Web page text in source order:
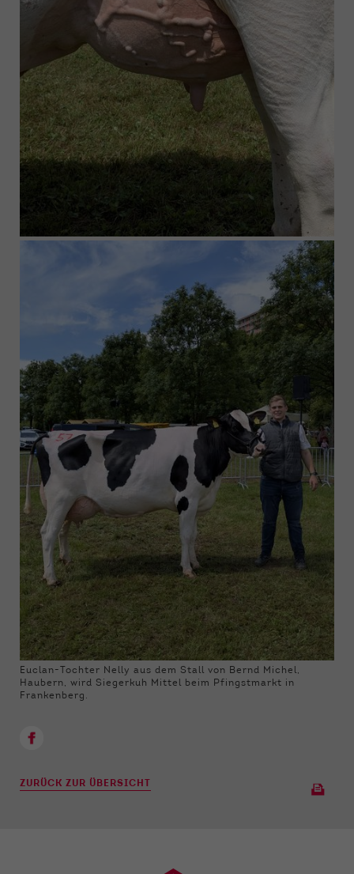
Euclan-Tochter Nelly aus dem Stall von Bernd Michel,
Haubern, wird Siegerkuh Mittel beim Pfingstmarkt in
Frankenberg.
ZURÜCK ZUR ÜBERSICHT